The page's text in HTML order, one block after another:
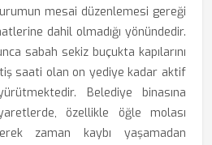
mesai düzenlemesi gereği
dahil olmadığı yönündedir.
sabah sekiz buçukta kapılarını
saati olan on yediye kadar aktif
Belediye binasına
özellikle öğle molası
zaman kaybı yaşamadan